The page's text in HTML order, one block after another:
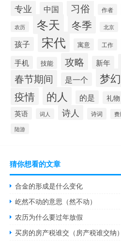
专业 中国 习俗 作者
农历 冬天 冬季 北京
孩子 宋代 寓意 工作
手机
技能 攻略 新年
春节期间 是一个 梦
疫情 的人 的是 礼物
英语 词人 诗人 诗词 费
陆游
猜你想看的文章
合金的形成是什么变化
屹然不动的意思（然不动）
农历为什么要过年放假
买房的房产税谁交（房产税谁交纳）